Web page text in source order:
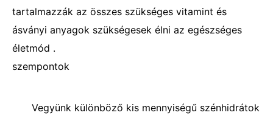
tartalmazzák az összes szükséges vitamint és
ásványi anyagok szükségesek élni az egészséges
életmód .
szempontok
Vegyünk különböző kis mennyiségű szénhidrátok